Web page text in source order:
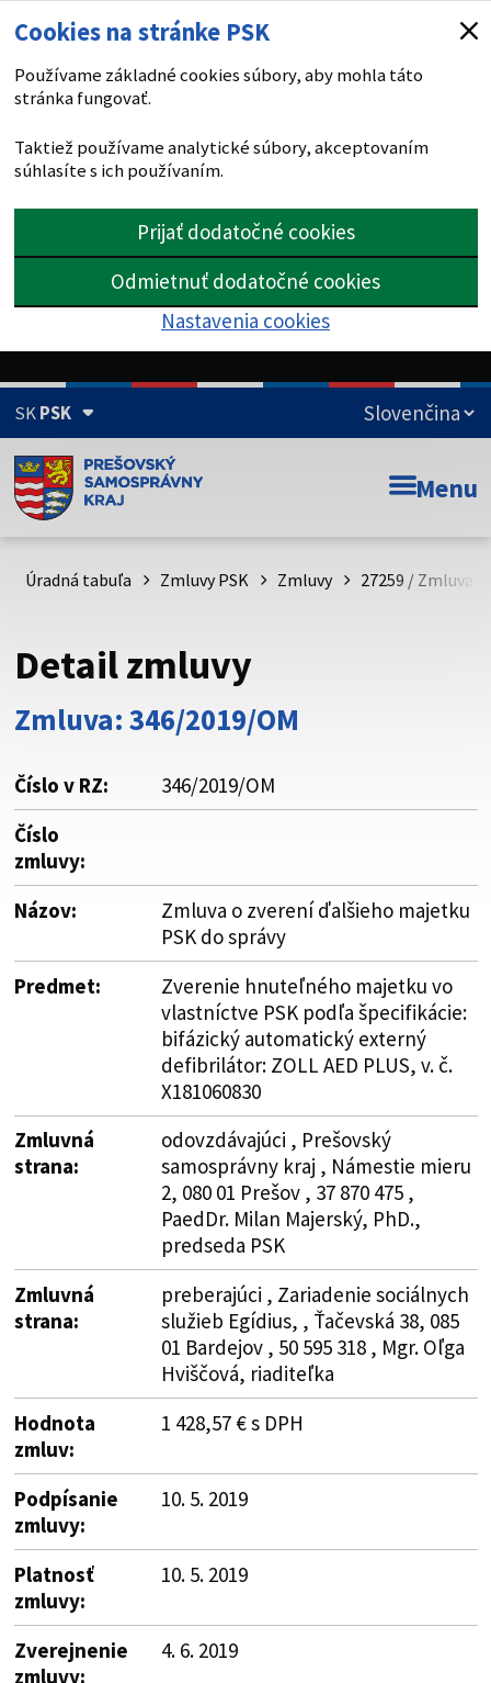
Cookies na stránke PSK
Používame základné cookies súbory, aby mohla táto
stránka fungovať.
Taktiež používame analytické súbory, akceptovaním
súhlasíte s ich používaním.
Prijať dodatočné cookies
Odmietnuť dodatočné cookies
Nastavenia cookies
SKPSK
Doména psk.sk je oficiálna
Toto je oficiálna webová stránka Prešovského
psk.sk.
Buďte pozorní a vždy sa uistite, že zdieľate informácie iba
cez zabezpečenú webovú stránku. Zabezpečená stránka
vždy začína https:// pred názvom domény webového sídla.
Menu
Úradná tabuľa Zmluvy PSK Zmluvy 27259 / Zmluva
Detail zmluvy
Zmluva: 346/2019/OM
Číslo v RZ:
346/2019/OM
Číslo
zmluvy:
Názov:
Zmluva o zverení ďalšieho majetku
PSK do správy
Predmet:
Zverenie hnuteľného majetku vo
vlastníctve PSK podľa špecifikácie:
bifázický automatický externý
defibrilátor: ZOLL AED PLUS, v. č.
X181060830
Zmluvná
strana:
odovzdávajúci , Prešovský
samosprávny kraj , Námestie mieru
2, 080 01 Prešov , 37 870 475 ,
PaedDr. Milan Majerský, PhD.,
predseda PSK
Zmluvná
strana:
preberajúci , Zariadenie sociálnych
služieb Egídius, , Ťačevská 38, 085
01 Bardejov , 50 595 318 , Mgr. Oľga
Hviščová, riaditeľka
Hodnota
zmluv:
1 428,57 € s DPH
Podpísanie
zmluvy:
10. 5. 2019
Platnosť
zmluvy:
10. 5. 2019
Zverejnenie
zmluvy:
4. 6. 2019